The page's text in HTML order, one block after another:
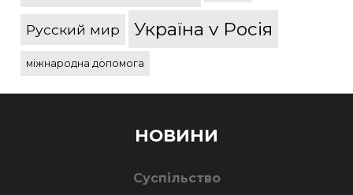
Русский мир Україна v Росія
міжнародна допомога
НОВИНИ
Суспільство